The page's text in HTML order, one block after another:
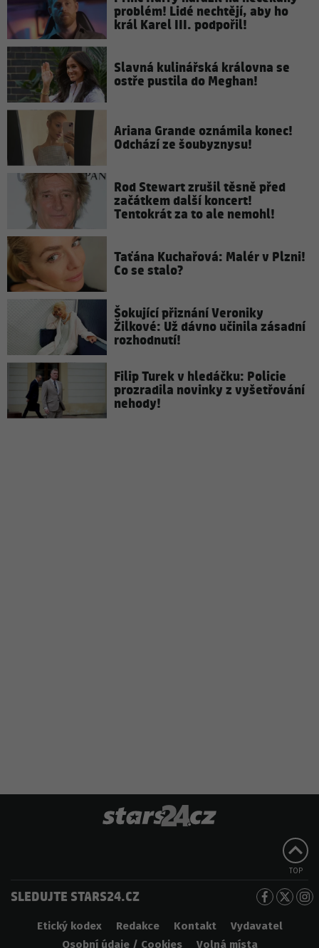
problém! Lidé nechtějí, aby ho
král Karel III. podpořil!
Slavná kulinářská královna se
ostře pustila do Meghan!
Ariana Grande oznámila konec!
Odchází ze šoubyznysu!
Rod Stewart zrušil těsně před
začátkem další koncert!
Tentokrát za to ale nemohl!
Taťána Kuchařová: Malér v Plzni!
Co se stalo?
Šokující přiznání Veroniky
Žilkové: Už dávno učinila zásadní
rozhodnutí!
Filip Turek v hledáčku: Policie
prozradila novinky z vyšetřování
nehody!
TOP
SLEDUJTE STARS24.CZ
Etický kodex Redakce Kontakt
Vydavatel
Osobní údaje / Cookies
Volná místa